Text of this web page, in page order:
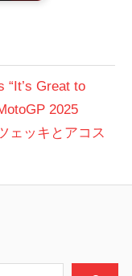
Great to
2025
ッキとアコス